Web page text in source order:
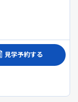
見学予約する